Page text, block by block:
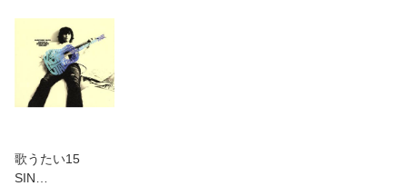
歌うたい15
SIN…